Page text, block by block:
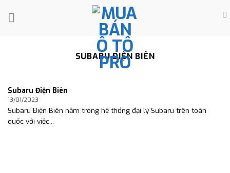
SUBARU ĐIỆN BIÊN
Subaru Điện Biên
13/01/2023
Subaru Điện Biên nằm trong hệ thống đại lý Subaru trên toàn
quốc với việc...